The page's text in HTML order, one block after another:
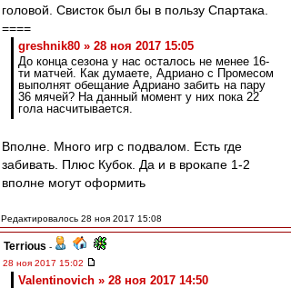
головой. Свисток был бы в пользу Спартака.
====
greshnik80 » 28 ноя 2017 15:05
До конца сезона у нас осталось не менее 16-
ти матчей. Как думаете, Адриано с Промесом
выполнят обещание Адриано забить на пару
36 мячей? На данный момент у них пока 22
гола насчитывается.
Вполне. Много игр с подвалом. Есть где
забивать. Плюс Кубок. Да и в врокапе 1-2
вполне могут оформить
Редактировалось 28 ноя 2017 15:08
Terrious -
28 ноя 2017 15:02
Valentinovich » 28 ноя 2017 14:50